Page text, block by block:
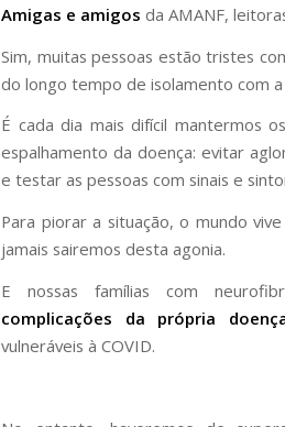
Amigas e amigos da AMANF,
Sim, muitas pessoas estão tristes
do longo tempo de isolamento com a
É cada dia mais difícil mantermos os
espalhamento da doença: evitar
e testar as pessoas com sinais e
Para piorar a situação, o mundo
jamais sairemos desta agonia.
E nossas famílias com
complicações da própria
vulneráveis à COVID.